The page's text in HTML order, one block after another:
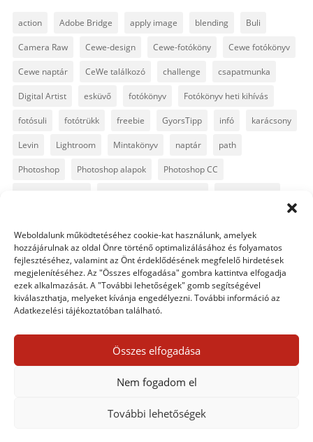
Weboldalunk működtetéséhez cookie-kat használunk, amelyek
hozzájárulnak az oldal Önre történő optimalizálásához és folyamatos
fejlesztéséhez, valamint az Önt érdeklődésének megfelelő hirdetések
megjelenítéséhez. Az "Összes elfogadása" gombra kattintva elfogadja
ezek alkalmazását. A "További lehetőségek" gomb segítségével
kiválaszthatja, melyeket kívánja engedélyezni. További információ az
Adatkezelési tájékoztatóban található.
Összes elfogadása
Nem fogadom el
További lehetőségek
action Adobe Bridge apply image blending Buli
Camera Raw Cewe-design Cewe-fotóköny Cewe fotókönyv
Cewe naptár CeWe találkozó challenge csapatmunka
Digital Artist esküvő fotókönyv Fotókönyv heti kihívás
fotósuli fotótrükk freebie GyorsTipp infó karácsony
Levin Lightroom Mintakönyv naptár path
Photoshop Photoshop alapok Photoshop CC
szövegszerkesztés template text Topaz trükkök
videó vintage
0 hozzászólás
Egy hozzászólás elküldése
Hozzászólás küldéséhezbe kell jelentkezni